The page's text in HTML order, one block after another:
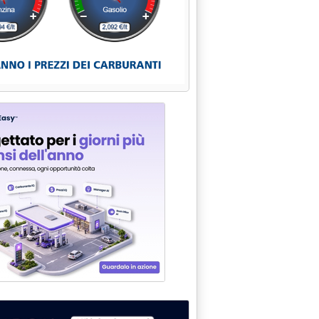
ALL'ENEL'